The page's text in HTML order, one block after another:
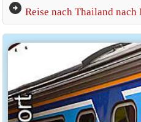
arrow_circle_right Reise nach Thailand nach